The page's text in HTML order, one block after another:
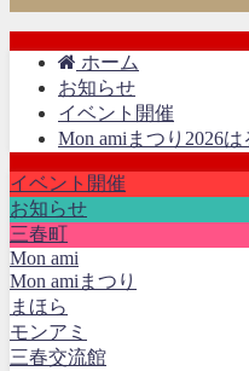
ホーム
お知らせ
イベント開催
Mon amiまつり2026
イベント開催
お知らせ
三春町
Mon ami
Mon amiまつり
まほら
モンアミ
三春交流館